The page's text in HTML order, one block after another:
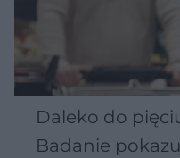
Daleko do
Badanie